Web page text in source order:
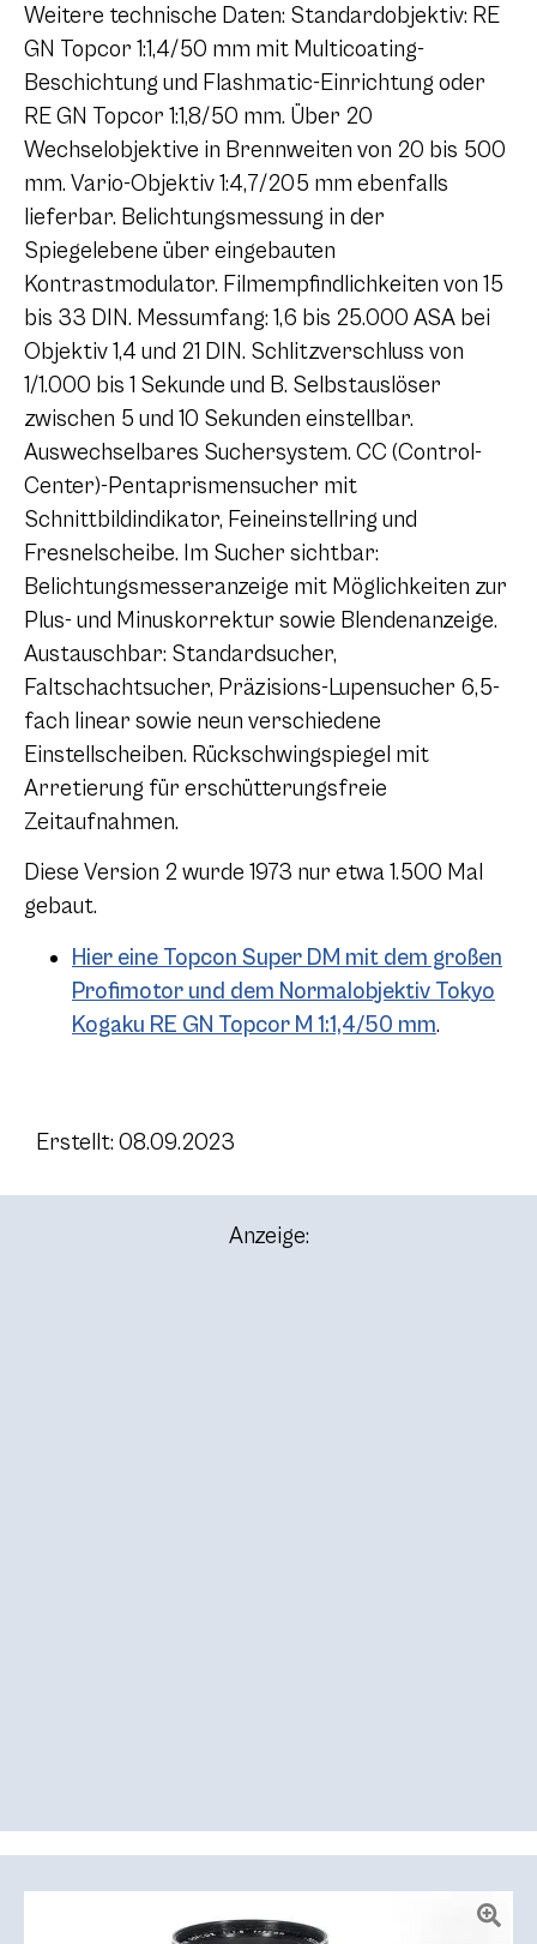
Weitere technische Daten: Standardobjektiv: RE
GN Topcor 1:1,4/50 mm mit Multicoating-
Beschichtung und Flashmatic-Einrichtung oder
RE GN Topcor 1:1,8/50 mm. Über 20
Wechselobjektive in Brennweiten von 20 bis 500
mm. Vario-Objektiv 1:4,7/205 mm ebenfalls
lieferbar. Belichtungsmessung in der
Spiegelebene über eingebauten
Kontrastmodulator. Filmempfindlichkeiten von 15
bis 33 DIN. Messumfang: 1,6 bis 25.000 ASA bei
Objektiv 1,4 und 21 DIN. Schlitzverschluss von
1/1.000 bis 1 Sekunde und B. Selbstauslöser
zwischen 5 und 10 Sekunden einstellbar.
Auswechselbares Suchersystem. CC (Control-
Center)-Pentaprismensucher mit
Schnittbildindikator, Feineinstellring und
Fresnelscheibe. Im Sucher sichtbar:
Belichtungsmesseranzeige mit Möglichkeiten zur
Plus- und Minuskorrektur sowie Blendenanzeige.
Austauschbar: Standardsucher,
Faltschachtsucher, Präzisions-Lupensucher 6,5-
fach linear sowie neun verschiedene
Einstellscheiben. Rückschwingspiegel mit
Arretierung für erschütterungsfreie
Zeitaufnahmen.
Diese Version 2 wurde 1973 nur etwa 1.500 Mal
gebaut.
Hier eine Topcon Super DM mit dem großen
Profimotor und dem Normalobjektiv Tokyo
Kogaku RE GN Topcor M 1:1,4/50 mm.
Erstellt: 08.09.2023
Anzeige: